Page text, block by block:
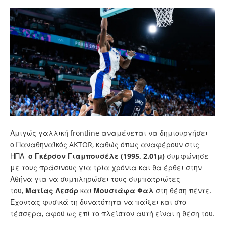
Αμιγώς γαλλική frontline αναμένεται να δημιουργήσει
ο Παναθηναϊκός AKTOR, καθώς όπως αναφέρουν στις
ΗΠΑ ο Γκέρσον Γιαμπουσέλε (1995, 2.01μ) συμφώνησε
με τους πράσινους για τρία χρόνια και θα έρθει στην
Αθήνα για να συμπληρώσει τους συμπατριώτες
του, Ματίας Λεσόρ και Μουστάφα Φαλ στη θέση πέντε.
Έχοντας φυσικά τη δυνατότητα να παίξει και στο
τέσσερα, αφού ως επί το πλείστον αυτή είναι η θέση του.